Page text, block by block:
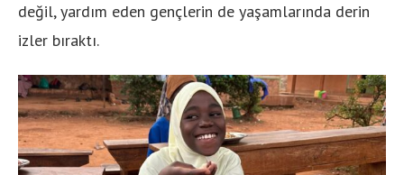
değil, yardım eden gençlerin de yaşamlarında derin
izler bıraktı.